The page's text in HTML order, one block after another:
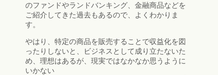
のファンドやランドバンキング、金融商品などを
ご紹介してきた過去もあるので、よくわかりま
す。
やはり、特定の商品を販売することで収益化を図
ったりしないと、ビジネスとして成り立たないた
め、理想はあるが、現実ではなかなか思うように
いかない